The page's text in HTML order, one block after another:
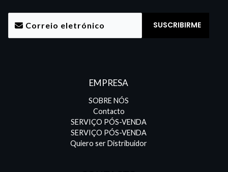
EMPRESA
SOBRE NÓS
Contacto
SERVIÇO PÓS-VENDA
SERVIÇO PÓS-VENDA
Quiero ser Distribuidor